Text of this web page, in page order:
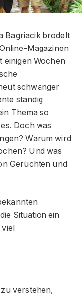
Bagriacik brodelt
Magazinen
einigen Wochen
schwanger
ständig
Thema so
Doch was
Warum wird
Und was
Gerüchten und
Situation ein
viel
verstehen,